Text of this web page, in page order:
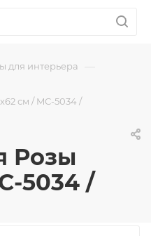
для интерьера —
см / MC-5034 /
Розы
5034 /